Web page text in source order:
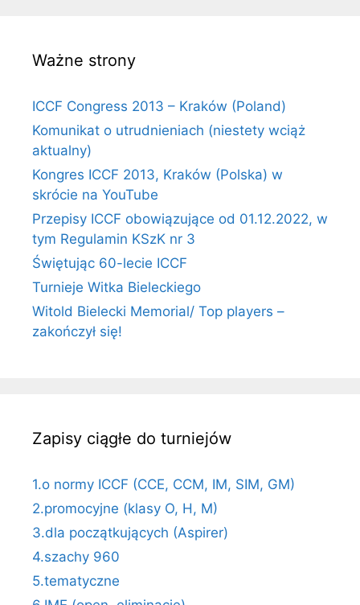
Ważne strony
ICCF Congress 2013 – Kraków (Poland)
Komunikat o utrudnieniach (niestety wciąż
aktualny)
Kongres ICCF 2013, Kraków (Polska) w
skrócie na YouTube
Przepisy ICCF obowiązujące od 01.12.2022, w
tym Regulamin KSzK nr 3
Świętując 60-lecie ICCF
Turnieje Witka Bieleckiego
Witold Bielecki Memorial/ Top players –
zakończył się!
Zapisy ciągłe do turniejów
1.o normy ICCF (CCE, CCM, IM, SIM, GM)
2.promocyjne (klasy O, H, M)
3.dla początkujących (Aspirer)
4.szachy 960
5.tematyczne